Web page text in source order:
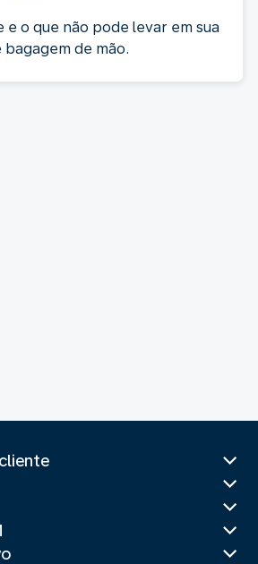
e o que não pode levar em sua
de mão.